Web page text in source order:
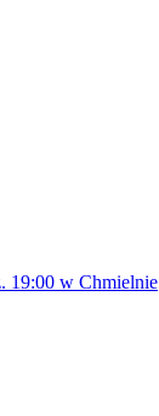
19:00 w Chmielnie